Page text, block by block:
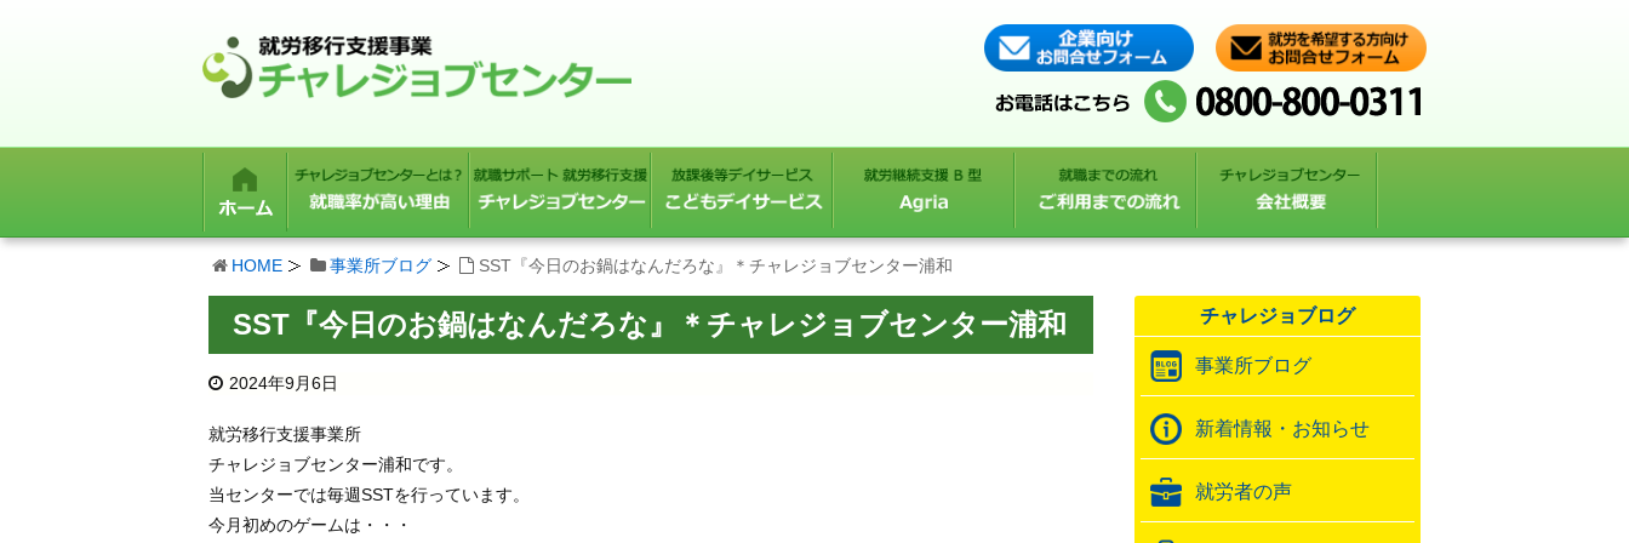
HOME 事業所ブログ SST『今日のお鍋はなんだろな』＊チャレジョブセンター浦和
SST『今日のお鍋はなんだろな』＊チャレジョブセンター浦和
2024年9月6日
就労移行支援事業所
チャレジョブセンター浦和です。
当センターでは毎週SSTを行っています。
今月初めのゲームは・・・
チャレジョブログ
事業所ブログ
新着情報・お知らせ
就労者の声